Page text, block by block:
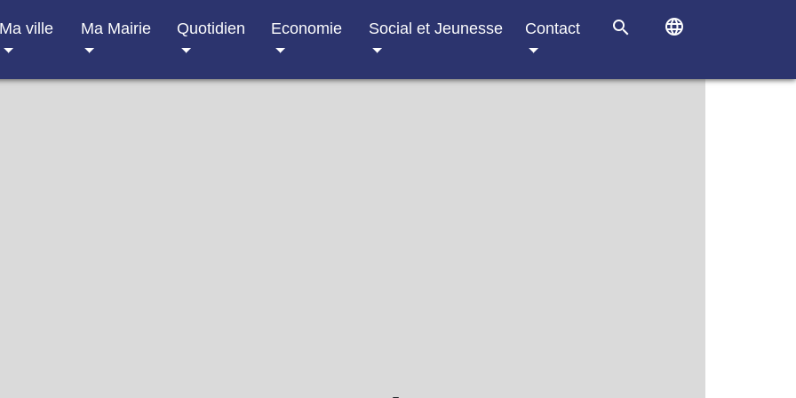
Ma ville Ma Mairie Quotidien Economie Social et Jeunesse Contact search language